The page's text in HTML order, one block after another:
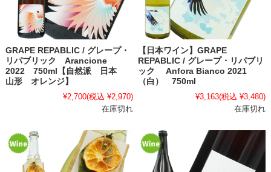
GRAPE REPABLIC / グレープ・
リパブリック Arancione
2022 750ml【自然派 日本
山形 オレンジ】
¥2,700(税込 ¥2,970)
在庫切れ
【日本ワイン】GRAPE
REPABLIC / グレープ・リパブリ
ック Anfora Bianco 2021
（白） 750ml
¥3,163(税込 ¥3,480)
在庫切れ